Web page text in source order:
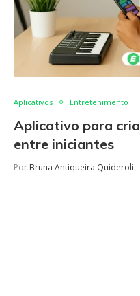
Aplicativos Entretenimento
Aplicativo para
entre iniciantes
Por Bruna Antiqueira Quideroli